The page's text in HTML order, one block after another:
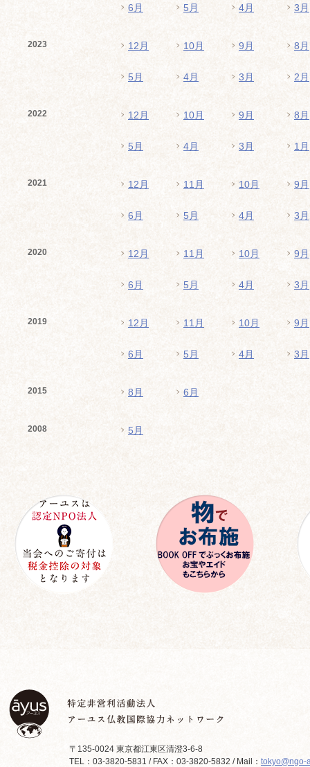
6月 5月 4月 3月
2023 12月 10月 9月 8月
5月 4月 3月 2月
2022 12月 10月 9月 8月
5月 4月 3月 1月
2021 12月 11月 10月 9月
6月 5月 4月 3月
2020 12月 11月 10月 9月
6月 5月 4月 3月
2019 12月 11月 10月 9月
6月 5月 4月 3月
2015 8月 6月
2008 5月
〒135-0024 東京都江東区清澄3-6-8
TEL：03-3820-5831 / FAX：03-3820-5832 / Mail： tokyo@ngo-